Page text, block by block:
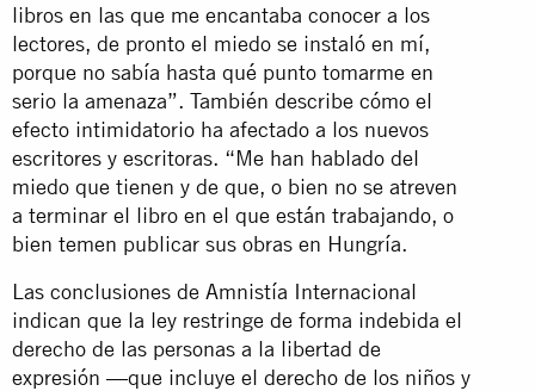
libros en las que me encantaba conocer a los
lectores, de pronto el miedo se instaló en mí,
porque no sabía hasta qué punto tomarme en
serio la amenaza”. También describe cómo el
efecto intimidatorio ha afectado a los nuevos
escritores y escritoras. “Me han hablado del
miedo que tienen y de que, o bien no se atreven
a terminar el libro en el que están trabajando, o
bien temen publicar sus obras en Hungría.
Las conclusiones de Amnistía Internacional
indican que la ley restringe de forma indebida el
derecho de las personas a la libertad de
expresión —que incluye el derecho de los niños y